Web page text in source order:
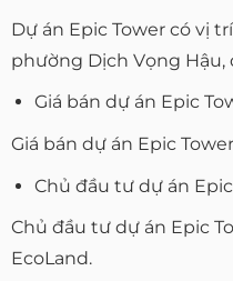
Dự án Epic Tower có vị
phường Dịch Vọng Hậu,
Giá bán dự án Epic
Giá bán dự án Epic
Chủ đầu tư dự án Epic
Chủ đầu tư dự án Epic
EcoLand.